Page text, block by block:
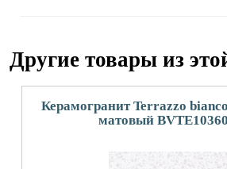
Другие товары из
Керамогранит Terrazzo
матовый